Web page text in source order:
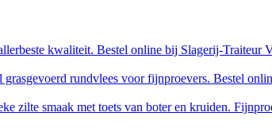
kwaliteit. Bestel online bij Slagerij-Traiteur
rundvlees voor fijnproevers. Bestel
zilte smaak met toets van boter en kruiden.